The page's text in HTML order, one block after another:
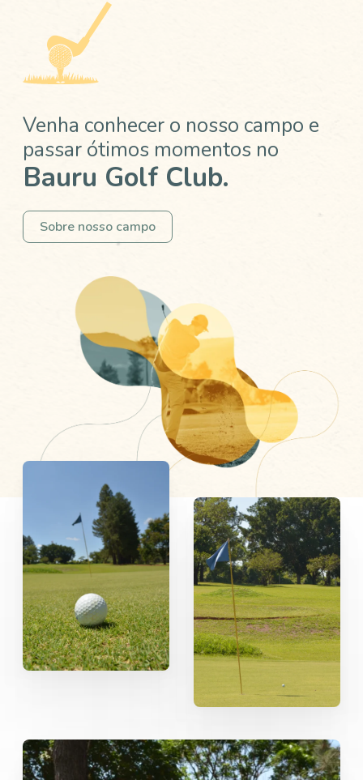
Venha conhecer o nosso campo e
passar ótimos momentos no
Bauru Golf Club.
Sobre nosso campo